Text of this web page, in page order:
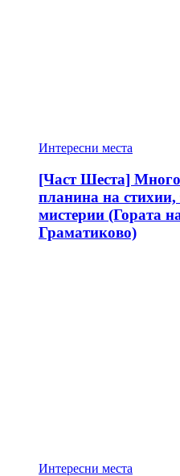
Интересни места
[Част Шеста]
планина на стихии,
мистерии (Гората
Граматиково)
Интересни места